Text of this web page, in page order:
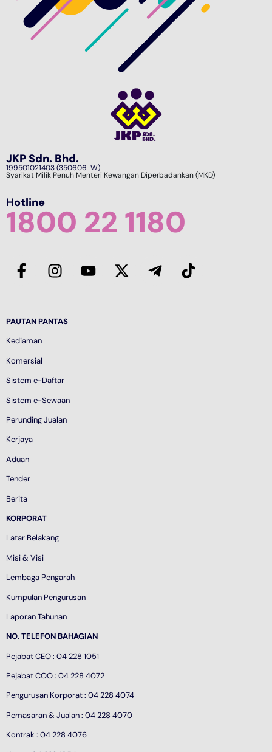
JKP Sdn. Bhd.
199501021403 (350606-W)
Syarikat Milik Penuh Menteri Kewangan Diperbadankan (MKD)
Hotline
1800 22 1180
PAUTAN PANTAS
Kediaman
Komersial
Sistem e-Daftar
Sistem e-Sewaan
Perunding Jualan
Kerjaya
Aduan
Tender
Berita
KORPORAT
Latar Belakang
Misi & Visi
Lembaga Pengarah
Kumpulan Pengurusan
Laporan Tahunan
NO. TELEFON BAHAGIAN
Pejabat CEO : 04 228 1051
Pejabat COO : 04 228 4072
Pengurusan Korporat : 04 228 4074
Pemasaran & Jualan : 04 228 4070
Kontrak : 04 228 4076